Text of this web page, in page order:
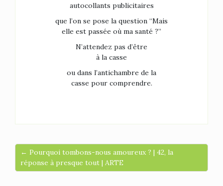
autocollants publicitaires
que l’on se pose la question “Mais
elle est passée où ma santé ?”
N’attendez pas d’être
à la casse
ou dans l’antichambre de la
casse pour comprendre.
← Pourquoi tombons-nous amoureux ? | 42, la
réponse à presque tout | ARTE